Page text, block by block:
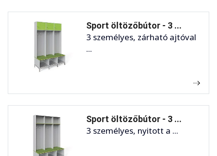
Sport öltözőbútor - 3 ...
3 személyes, zárható ajtóval
...
Sport öltözőbútor - 3 ...
3 személyes, nyitott a ...